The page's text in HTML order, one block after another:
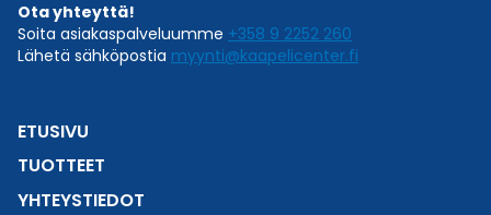
Ota yhteyttä!
Soita asiakaspalveluumme +358 9 2252 260
Lähetä sähköpostia myynti@kaapelicenter.fi
ETUSIVU
TUOTTEET
YHTEYSTIEDOT